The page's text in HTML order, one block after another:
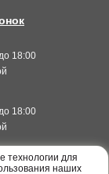
18:00
18:00
технологии для
наших